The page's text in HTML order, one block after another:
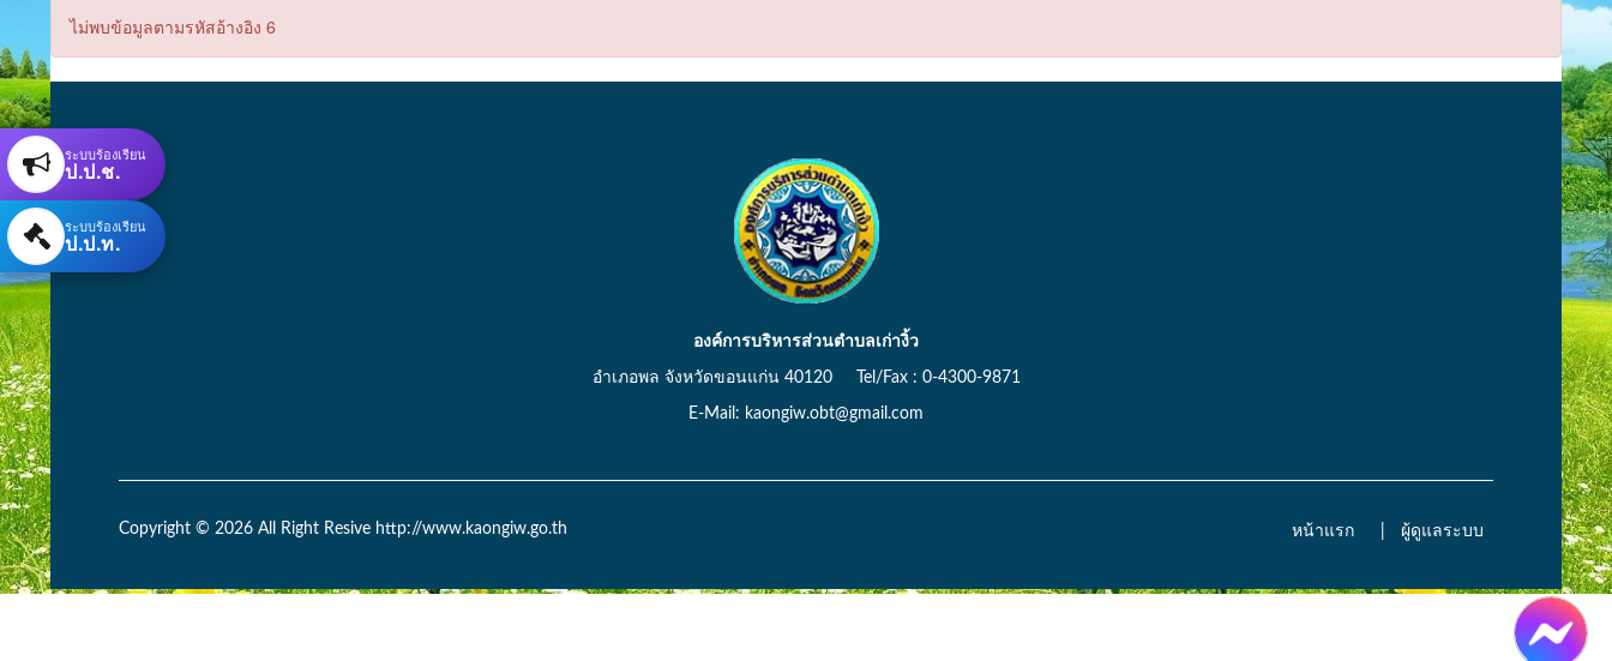
ไม่พบข้อมูลตามรหัสอ้างอิง 6
ระบบร้องเรียน
ป.ป.ช.
ระบบร้องเรียน
ป.ป.ท.
องค์การบริหารส่วนตำบลเก่างิ้ว
อำเภอพล จังหวัดขอนแก่น 40120 Tel/Fax : 0-4300-9871
E-Mail: kaongiw.obt@gmail.com
Copyright © 2026 All Right Resive http://www.kaongiw.go.th หน้าแรก ผู้ดูแลระบบ